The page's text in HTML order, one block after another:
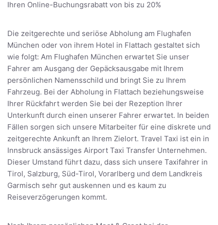
Ihren Online-Buchungsrabatt von bis zu 20%
Die zeitgerechte und seriöse Abholung am Flughafen
München oder von ihrem Hotel in Flattach gestaltet sich
wie folgt: Am Flughafen München erwartet Sie unser
Fahrer am Ausgang der Gepäcksausgabe mit Ihrem
persönlichen Namensschild und bringt Sie zu Ihrem
Fahrzeug. Bei der Abholung in Flattach beziehungsweise
Ihrer Rückfahrt werden Sie bei der Rezeption Ihrer
Unterkunft durch einen unserer Fahrer erwartet. In beiden
Fällen sorgen sich unsere Mitarbeiter für eine diskrete und
zeitgerechte Ankunft an Ihrem Zielort. Travel Taxi ist ein in
Innsbruck ansässiges Airport Taxi Transfer Unternehmen.
Dieser Umstand führt dazu, dass sich unsere Taxifahrer in
Tirol, Salzburg, Süd-Tirol, Vorarlberg und dem Landkreis
Garmisch sehr gut auskennen und es kaum zu
Reiseverzögerungen kommt.